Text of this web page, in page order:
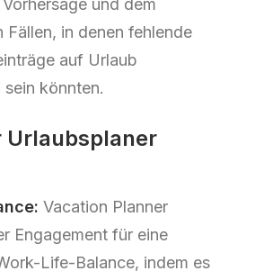
und dem
Fällen, in denen fehlende
auf Urlaub
könnten.
Urlaubsplaner
Vacation Planner
Engagement für eine
Life-Balance, indem es